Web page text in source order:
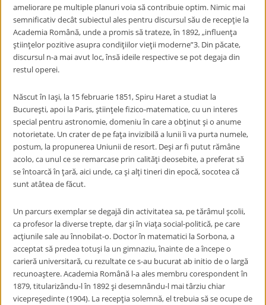
ameliorare pe multiple planuri voia să contribuie optim. Nimic mai
semnificativ decât subiectul ales pentru discursul său de recepţie la
Academia Română, unde a promis să trateze, în 1892, „influenţa
ştiinţelor pozitive asupra condiţiilor vieţii moderne”3. Din păcate,
discursul n-a mai avut loc, însă ideile respective se pot degaja din
restul operei.
Născut în Iaşi, la 15 februarie 1851, Spiru Haret a studiat la
Bucureşti, apoi la Paris, ştiinţele fizico-matematice, cu un interes
special pentru astronomie, domeniu în care a obţinut şi o anume
notorietate. Un crater de pe faţa invizibilă a lunii îi va purta numele,
postum, la propunerea Uniunii de resort. Deşi ar fi putut rămâne
acolo, ca unul ce se remarcase prin calităţi deosebite, a preferat să
se întoarcă în ţară, aici unde, ca şi alţi tineri din epocă, socotea că
sunt atâtea de făcut.
Un parcurs exemplar se degajă din activitatea sa, pe tărâmul şcolii,
ca profesor la diverse trepte, dar şi în viaţa social-politică, pe care
acţiunile sale au înnobilat-o. Doctor în matematici la Sorbona, a
acceptat să predea totuşi la un gimnaziu, înainte de a începe o
carieră universitară, cu rezultate ce s-au bucurat ab initio de o largă
recunoaştere. Academia Română l-a ales membru corespondent în
1879, titularizându-l în 1892 şi desemnându-l mai târziu chiar
vicepreşedinte (1904). La recepţia solemnă, el trebuia să se ocupe de